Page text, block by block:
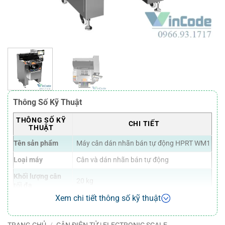
Thông Số Kỹ Thuật
THÔNG SỐ KỸ
THUẬT
CHI TIẾT
Tên sản phẩm
Máy cân dán nhãn bán tự động HPRT WM1
Loại máy
Cân và dán nhãn bán tự động
Khối lượng cân
20 kg
g, kg, lb, oz (tùy chọn)
Độ chính xác cân
± 5 g (tùy theo trọng lượng)
Xem chi tiết thông số kỹ thuật